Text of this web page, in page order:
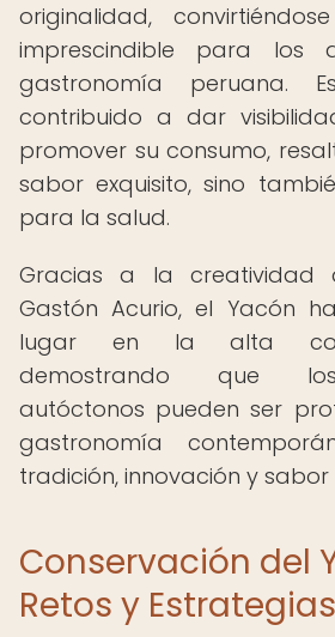
originalidad,
imprescindible para los
gastronomía peruana.
contribuido a dar
promover su consumo,
sabor exquisito, sino
para la salud.
Gracias a la creatividad
Gastón Acurio, el Yacón
lugar en la alta
demostrando que
autóctonos pueden ser
gastronomía
tradición, innovación y
Conservación del
Retos y Estrategias